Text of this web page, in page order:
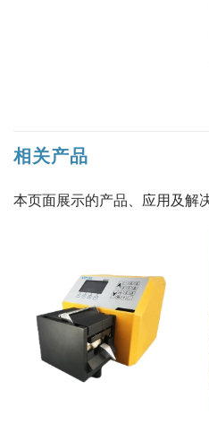
相关产品
本页面展示的产品、应用及解